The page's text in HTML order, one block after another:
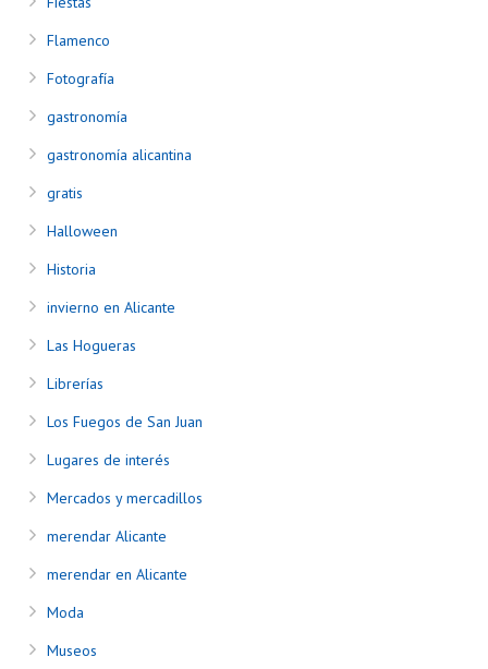
Flamenco
Fotografía
gastronomía
gastronomía alicantina
gratis
Halloween
Historia
invierno en Alicante
Las Hogueras
Librerías
Los Fuegos de San Juan
Lugares de interés
Mercados y mercadillos
merendar Alicante
merendar en Alicante
Moda
Museos